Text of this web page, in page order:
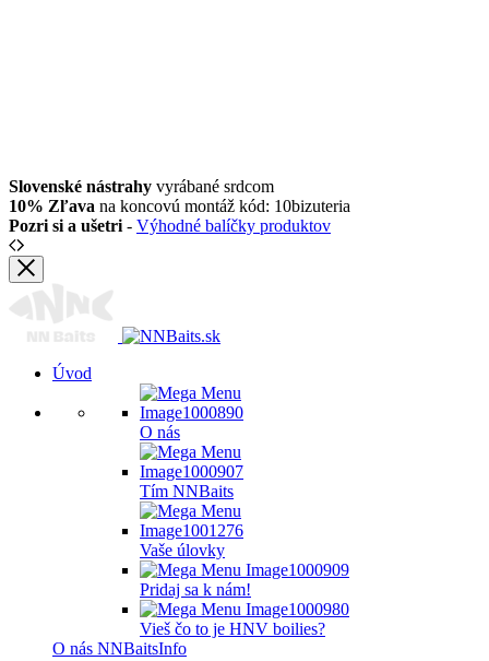
Slovenské nástrahy vyrábané srdcom
10% Zľava na koncovú montáž kód: 10bizuteria
Pozri si a ušetri - Výhodné balíčky produktov
Úvod
O nás
Tím NNBaits
Vaše úlovky
Pridaj sa k nám!
Vieš čo to je HNV boilies?
O nás NNBaitsInfo